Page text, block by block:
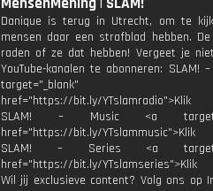
Danique is terug in Utrecht, om te
mensen daar een strafblad hebben.
raden of ze dat hebben! Vergeet je
YouTube-kanalen te abonneren: SLAM!
target="_blank"
href="https://bit.ly/
SLAM! – Music <a
href="https://bit.ly/
SLAM! – Series <a
href="https://bit.ly/
Wil jij exclusieve content? Volg ons op